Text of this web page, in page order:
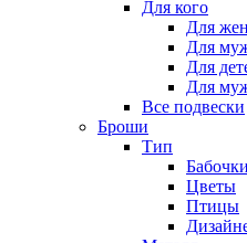
Для кого
Для
Для
Для
Для
Все подвески
Броши
Тип
Бабочки
Цветы
Птицы